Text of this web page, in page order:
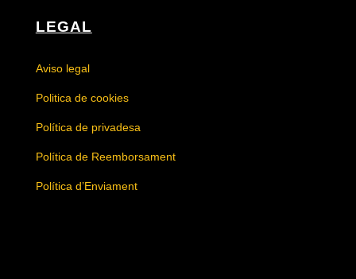
LEGAL
Aviso legal
Politica de cookies
Política de privadesa
Política de Reemborsament
Política d’Enviament